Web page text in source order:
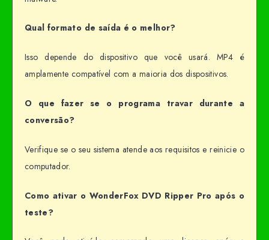
Qual formato de saída é o melhor?
Isso depende do dispositivo que você usará. MP4 é
amplamente compatível com a maioria dos dispositivos.
O que fazer se o programa travar durante a
conversão?
Verifique se o seu sistema atende aos requisitos e reinicie o
computador.
Como ativar o WonderFox DVD Ripper Pro após o
teste?